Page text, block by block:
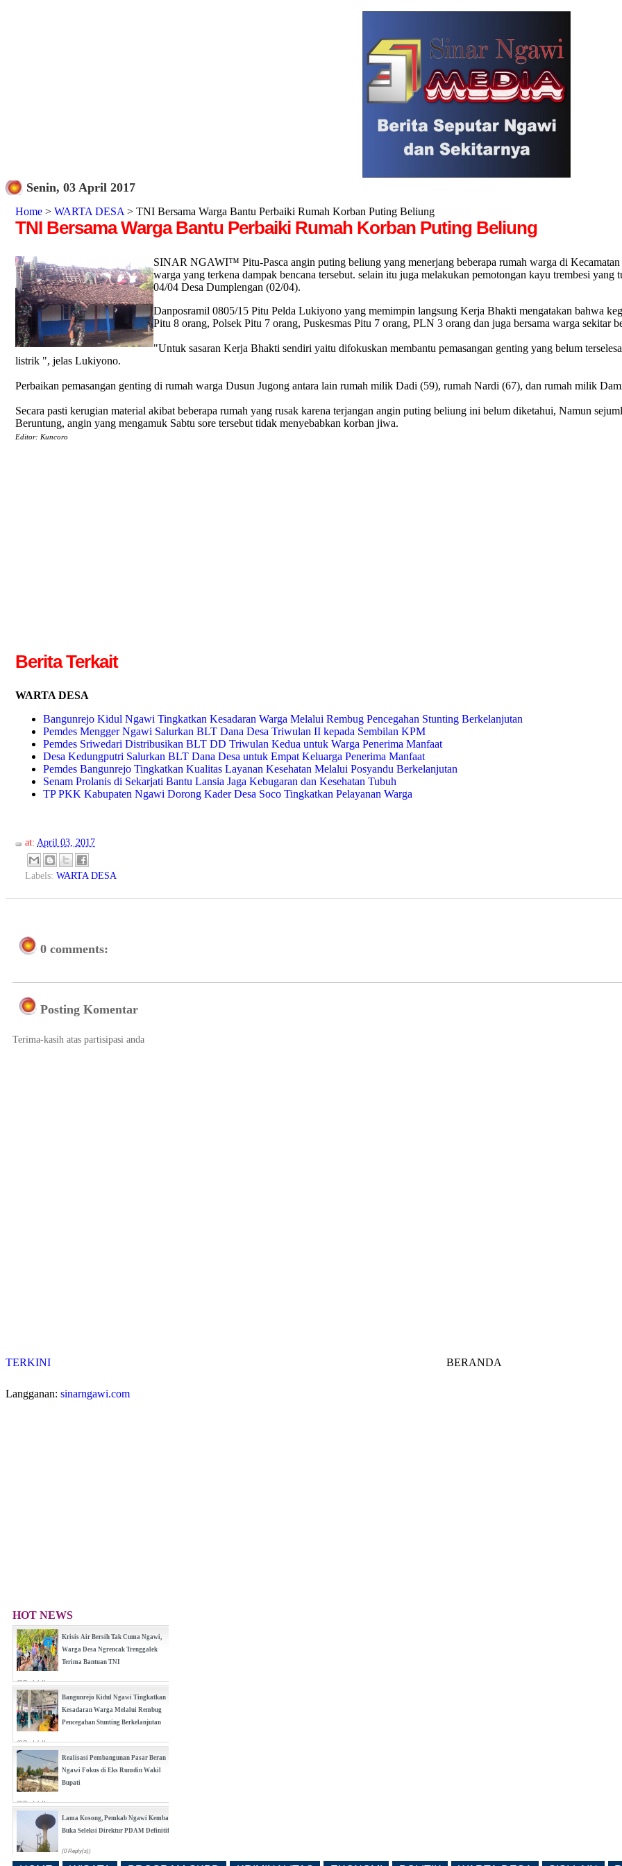
Senin, 03 April 2017
Home > WARTA DESA > TNI Bersama Warga Bantu Perbaiki Rumah Korban Puting Beliung
TNI Bersama Warga Bantu Perbaiki Rumah Korban Puting Beliung
SINAR NGAWI™ Pitu-Pasca angin puting beliung yang menerjang beberapa rumah warga di
warga yang terkena dampak bencana tersebut. selain itu juga melakukan pemotongan kayu trembesi
04/04 Desa Dumplengan (02/04).
Danposramil 0805/15 Pitu Pelda Lukiyono yang memimpin langsung Kerja Bhakti mengatakan bahwa
Pitu 8 orang, Polsek Pitu 7 orang, Puskesmas Pitu 7 orang, PLN 3 orang dan juga bersama warga sekitar
"Untuk sasaran Kerja Bhakti sendiri yaitu difokuskan membantu pemasangan genting yang belum
listrik ", jelas Lukiyono.
Perbaikan pemasangan genting di rumah warga Dusun Jugong antara lain rumah milik Dadi (59), rumah Nardi (67), dan rumah milik
Secara pasti kerugian material akibat beberapa rumah yang rusak karena terjangan angin puting beliung ini belum diketahui, Namun
Beruntung, angin yang mengamuk Sabtu sore tersebut tidak menyebabkan korban jiwa.
Editor: Kuncoro
Berita Terkait
WARTA DESA
Bangunrejo Kidul Ngawi Tingkatkan Kesadaran Warga Melalui Rembug Pencegahan Stunting Berkelanjutan
Pemdes Mengger Ngawi Salurkan BLT Dana Desa Triwulan II kepada Sembilan KPM
Pemdes Sriwedari Distribusikan BLT DD Triwulan Kedua untuk Warga Penerima Manfaat
Desa Kedungputri Salurkan BLT Dana Desa untuk Empat Keluarga Penerima Manfaat
Pemdes Bangunrejo Tingkatkan Kualitas Layanan Kesehatan Melalui Posyandu Berkelanjutan
Senam Prolanis di Sekarjati Bantu Lansia Jaga Kebugaran dan Kesehatan Tubuh
TP PKK Kabupaten Ngawi Dorong Kader Desa Soco Tingkatkan Pelayanan Warga
at: April 03, 2017
Labels: WARTA DESA
0 comments:
Posting Komentar
Terima-kasih atas partisipasi anda
TERKINI BERANDA
Langganan: sinarngawi.com
HOT NEWS
Krisis Air Bersih Tak Cuma Ngawi,
Warga Desa Ngrencak Trenggalek
Terima Bantuan TNI
(0 Reply(s))
Bangunrejo Kidul Ngawi Tingkatkan
Kesadaran Warga Melalui Rembug
Pencegahan Stunting Berkelanjutan
(0 Reply(s))
Realisasi Pembangunan Pasar Beran
Ngawi Fokus di Eks Rumdin Wakil
Bupati
(0 Reply(s))
Lama Kosong, Pemkab Ngawi Kembali
Buka Seleksi Direktur PDAM Definitif
(0 Reply(s))